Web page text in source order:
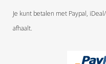
Je kunt betalen met Paypal,
afhaalt.